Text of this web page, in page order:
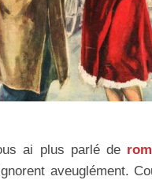
ai plus parlé de
aveuglément.